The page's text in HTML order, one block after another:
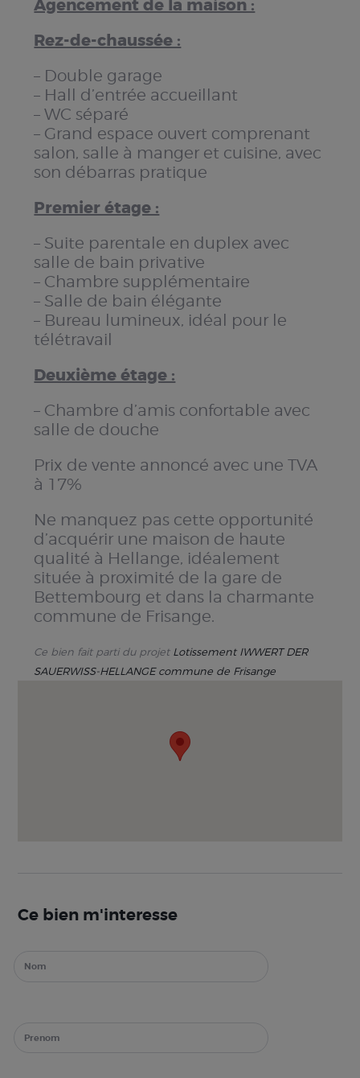
Agencement de la maison :
Rez-de-chaussée :
– Double garage
– Hall d’entrée accueillant
– WC séparé
– Grand espace ouvert comprenant
salon, salle à manger et cuisine, avec
son débarras pratique
Premier étage :
– Suite parentale en duplex avec
salle de bain privative
– Chambre supplémentaire
– Salle de bain élégante
– Bureau lumineux, idéal pour le
télétravail
Deuxième étage :
– Chambre d’amis confortable avec
salle de douche
Prix de vente annoncé avec une TVA
à 17%
Ne manquez pas cette opportunité
d’acquérir une maison de haute
qualité à Hellange, idéalement
située à proximité de la gare de
Bettembourg et dans la charmante
commune de Frisange.
Ce bien fait parti du projet Lotissement IWWERT DER
SAUERWISS-HELLANGE commune de Frisange
Ce bien m'interesse